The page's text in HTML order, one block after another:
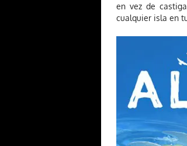
en vez de
cualquier isla en